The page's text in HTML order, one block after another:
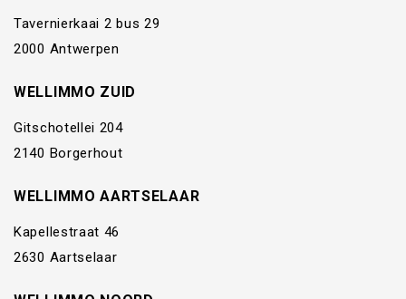
Tavernierkaai 2 bus 29
2000 Antwerpen
WELLIMMO ZUID
Gitschotellei 204
2140 Borgerhout
WELLIMMO AARTSELAAR
Kapellestraat 46
2630 Aartselaar